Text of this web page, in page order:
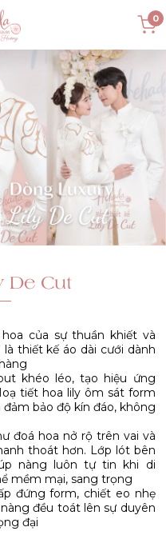
0
De Cut
của sự thuần khiết và
là thiết kế áo dài cưới dành
khéo léo, tạo hiệu ứng
tiết hoa lily ôm sát form
bảo độ kín đáo, không
đoá hoa nở rộ trên vai và
thoát hơn. Lớp lót bên
nàng luôn tự tin khi di
mềm mại, sang trọng
đứng form, chiết eo nhẹ
đều toát lên sự duyên